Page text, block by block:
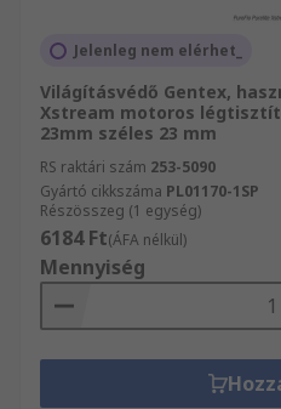
Jelenleg nem elérhet_
Világításvédő Gentex,
Xstream motoros
23mm széles 23 mm
RS raktári szám 253-5090
Gyártó cikkszáma PL01170-1SP
Részösszeg (1 egység)
6184 Ft(ÁFA nélkül)
Mennyiség